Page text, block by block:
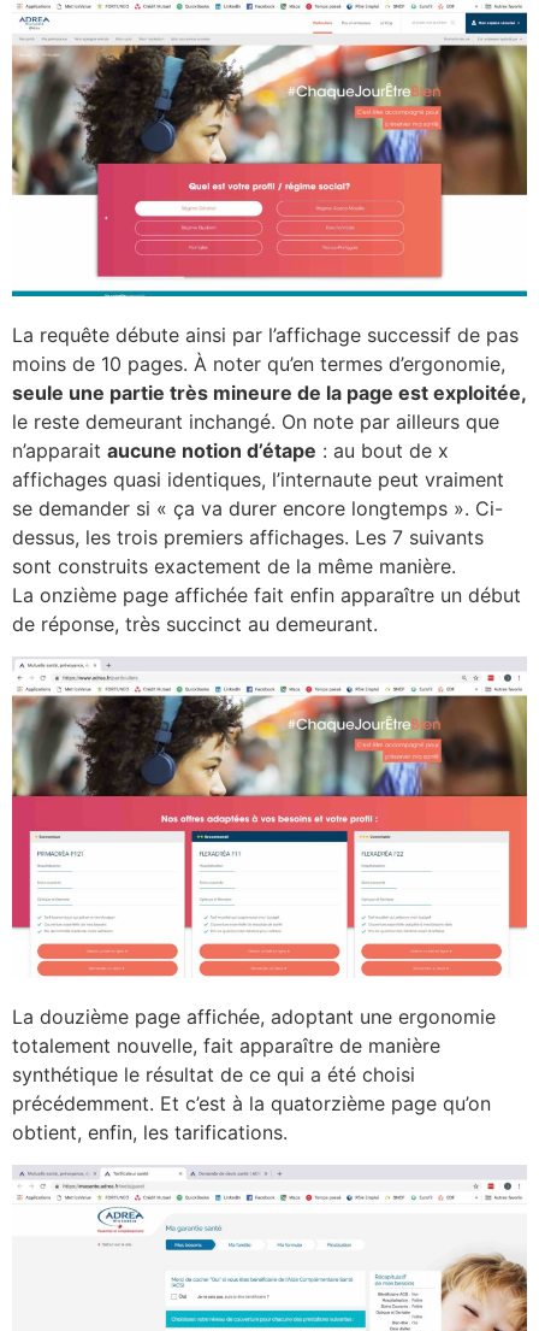
La requête débute ainsi par l’affichage successif de pas
moins de 10 pages. À noter qu’en termes d’ergonomie,
seule une partie très mineure de la page est exploitée,
le reste demeurant inchangé. On note par ailleurs que
n’apparait aucune notion d’étape : au bout de x
affichages quasi identiques, l’internaute peut vraiment
se demander si « ça va durer encore longtemps ». Ci-
dessus, les trois premiers affichages. Les 7 suivants
sont construits exactement de la même manière.
La onzième page affichée fait enfin apparaître un début
de réponse, très succinct au demeurant.
La douzième page affichée, adoptant une ergonomie
totalement nouvelle, fait apparaître de manière
synthétique le résultat de ce qui a été choisi
précédemment. Et c’est à la quatorzième page qu’on
obtient, enfin, les tarifications.